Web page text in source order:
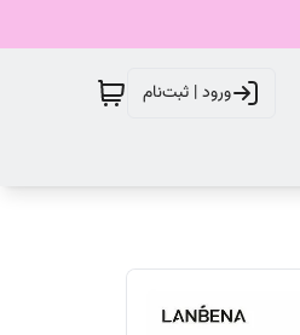
ورود | ثبت‌نام